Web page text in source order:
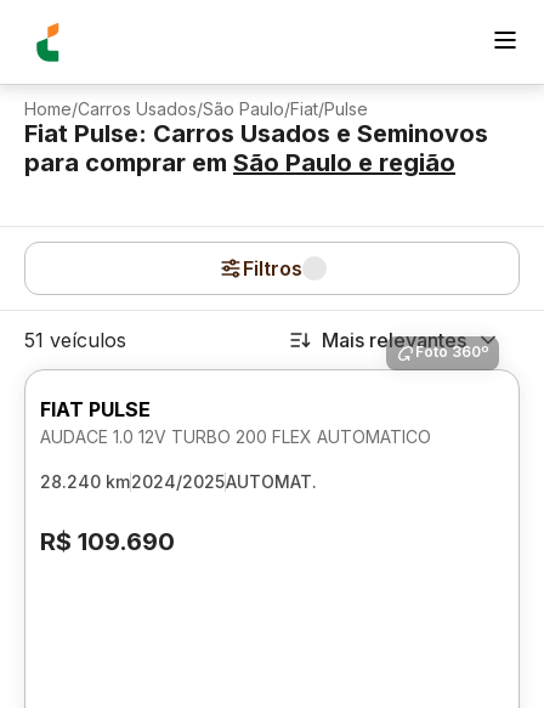
Home/Carros Usados/São Paulo/Fiat/Pulse
Fiat Pulse: Carros Usados e Seminovos
para comprar em São Paulo e região
Filtros
51 veículos Mais relevantes
Foto 360º
FIAT PULSE
AUDACE 1.0 12V TURBO 200 FLEX AUTOMATICO
28.240 km2024/2025AUTOMAT.
R$ 109.690